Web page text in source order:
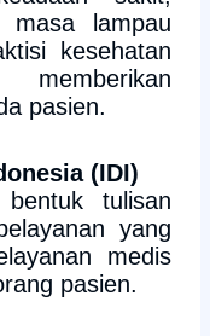
lampau
kesehatan
pasien.
(IDI)
tulisan
yang
medis
pasien.